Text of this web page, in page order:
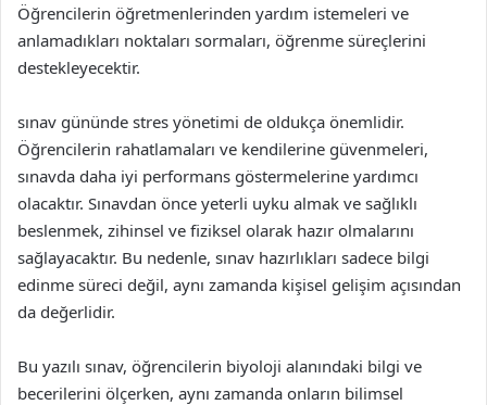
Öğrencilerin öğretmenlerinden yardım istemeleri ve
anlamadıkları noktaları sormaları, öğrenme süreçlerini
destekleyecektir.
sınav gününde stres yönetimi de oldukça önemlidir.
Öğrencilerin rahatlamaları ve kendilerine güvenmeleri,
sınavda daha iyi performans göstermelerine yardımcı
olacaktır. Sınavdan önce yeterli uyku almak ve sağlıklı
beslenmek, zihinsel ve fiziksel olarak hazır olmalarını
sağlayacaktır. Bu nedenle, sınav hazırlıkları sadece bilgi
edinme süreci değil, aynı zamanda kişisel gelişim açısından
da değerlidir.
Bu yazılı sınav, öğrencilerin biyoloji alanındaki bilgi ve
becerilerini ölçerken, aynı zamanda onların bilimsel